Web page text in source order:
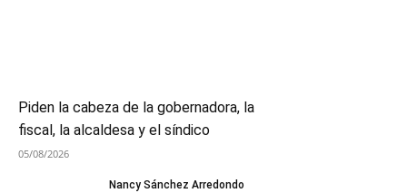
Piden la cabeza de la gobernadora, la
fiscal, la alcaldesa y el síndico
05/08/2026
Nancy Sánchez Arredondo